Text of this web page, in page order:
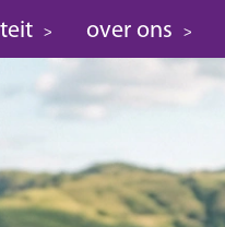
> over ons >